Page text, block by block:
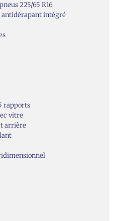
225/65 R16
antidérapant intégré
rapports
vitre
arrière